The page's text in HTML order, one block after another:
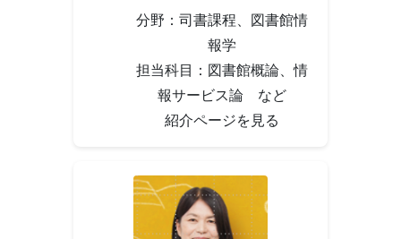
分野：司書課程、図書館情
報学
担当科目：図書館概論、情
報サービス論 など
紹介ページを見る